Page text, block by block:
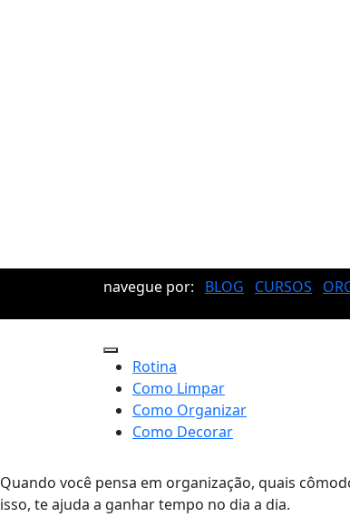
navegue por: BLOG CURSOS
Rotina
Como Limpar
Como Organizar
Como Decorar
Quando você pensa em organização, quais
isso, te ajuda a ganhar tempo no dia a dia.